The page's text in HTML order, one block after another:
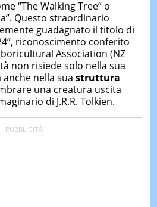
“The Walking Tree” o
Questo straordinario
guadagnato il titolo di
riconoscimento conferito
Association (NZ
non risiede solo nella sua
nella sua struttura
una creatura uscita
di J.R.R. Tolkien.